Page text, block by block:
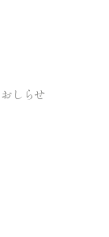
しらせ